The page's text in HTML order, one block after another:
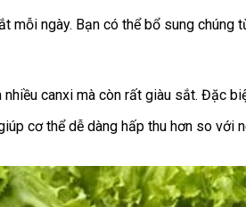
ngày. Bạn có thể bổ sung chúng
canxi mà còn rất giàu sắt. Đặc
cơ thể dễ dàng hấp thu hơn so